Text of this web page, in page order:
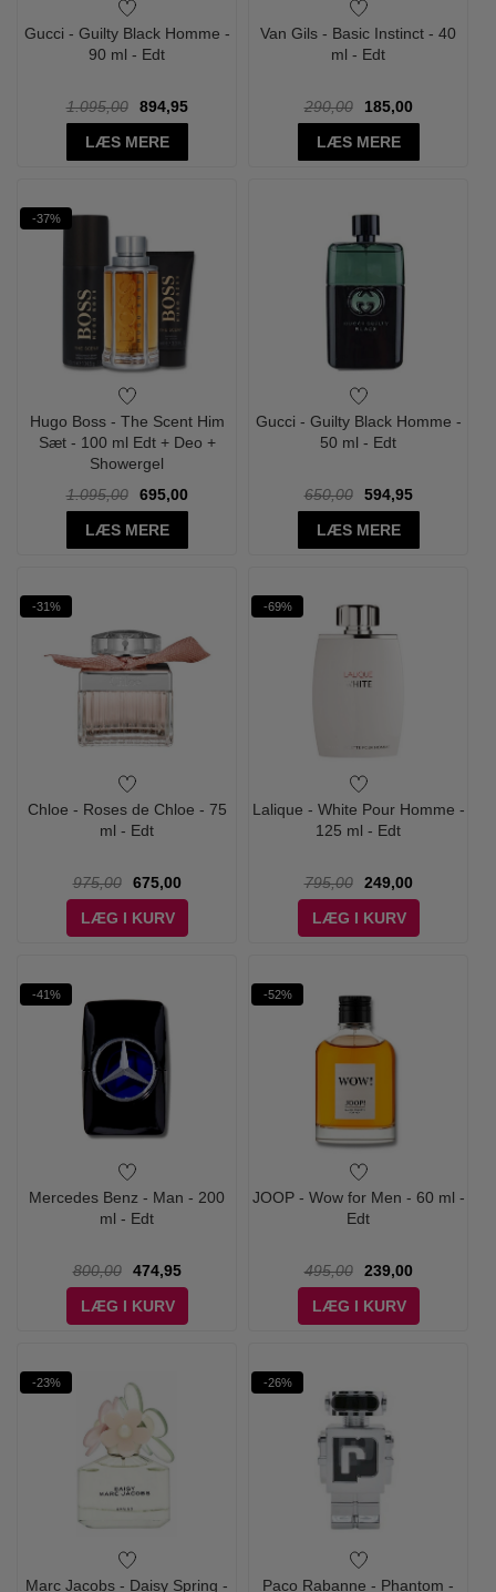
Gucci - Guilty Black Homme -
90 ml - Edt
1.095,00
894,95
LÆS MERE
Van Gils - Basic Instinct - 40
ml - Edt
290,00
185,00
LÆS MERE
-37%
Hugo Boss - The Scent Him
Sæt - 100 ml Edt + Deo +
Showergel
1.095,00
695,00
LÆS MERE
Gucci - Guilty Black Homme -
50 ml - Edt
650,00
594,95
LÆS MERE
-31%
Chloe - Roses de Chloe - 75
ml - Edt
975,00
675,00
LÆG I KURV
-69%
Lalique - White Pour Homme -
125 ml - Edt
795,00
249,00
LÆG I KURV
-41%
Mercedes Benz - Man - 200
ml - Edt
800,00
474,95
LÆG I KURV
-52%
JOOP - Wow for Men - 60 ml -
Edt
495,00
239,00
LÆG I KURV
-23%
Marc Jacobs - Daisy Spring -
-26%
Paco Rabanne - Phantom -